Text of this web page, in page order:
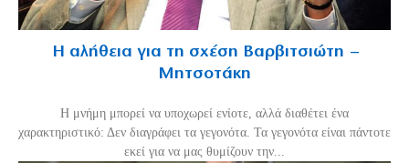
Η αλήθεια για τη σχέση Βαρβιτσιώτη –
Μητσοτάκη
H μνήμη μπορεί να υποχωρεί ενίοτε, αλλά διαθέτει ένα
χαρακτηριστικό: Δεν διαγράφει τα γεγονότα. Τα γεγονότα είναι πάντοτε
εκεί για να μας θυμίζουν την...